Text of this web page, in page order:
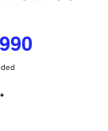
Price
*